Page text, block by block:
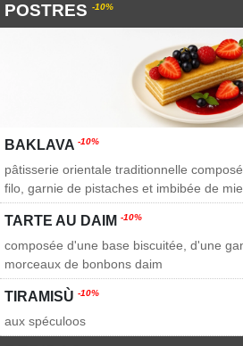
POSTRES -10%
BAKLAVA -10%
pâtisserie orientale traditionnelle
filo, garnie de pistaches et imbibée de
TARTE AU DAIM -10%
composée d'une base biscuitée, d'une
morceaux de bonbons daim
TIRAMISÙ -10%
aux spéculoos